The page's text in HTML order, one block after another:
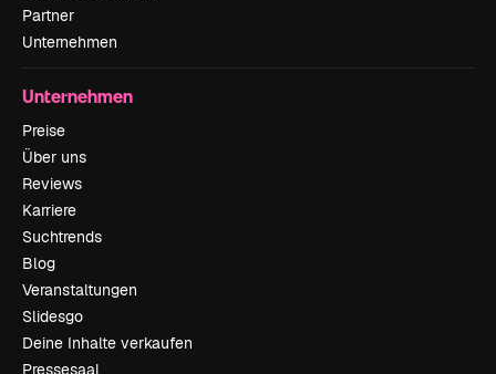
Partner
Unternehmen
Unternehmen
Preise
Über uns
Reviews
Karriere
Suchtrends
Blog
Veranstaltungen
Slidesgo
Deine Inhalte verkaufen
Pressesaal